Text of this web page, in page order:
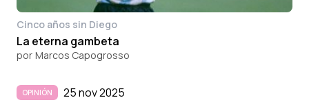
Cinco años sin Diego
La eterna gambeta
por Marcos Capogrosso
OPINIÓN 25 nov 2025